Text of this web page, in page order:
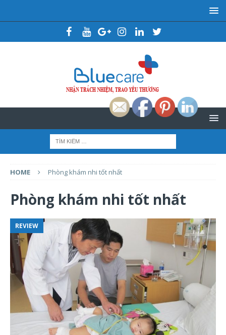
HOME Phòng khám nhi tốt nhất
Phòng khám nhi tốt nhất
REVIEW